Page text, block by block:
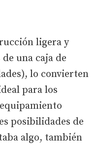
ligera y
una caja de
lo convierten
para los
posibilidades de
algo, también